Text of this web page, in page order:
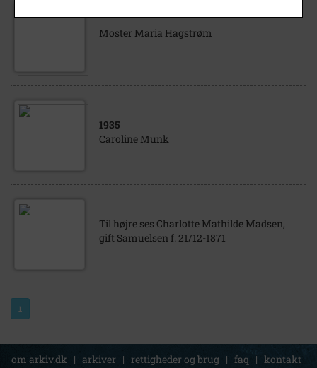
Moster Maria Hagstrøm
1935
Caroline Munk
Til højre ses Charlotte Mathilde Madsen,
gift Samuelsen f. 21/12-1871
1
om arkiv.dk | arkiver | rettigheder og brug | faq | kontakt